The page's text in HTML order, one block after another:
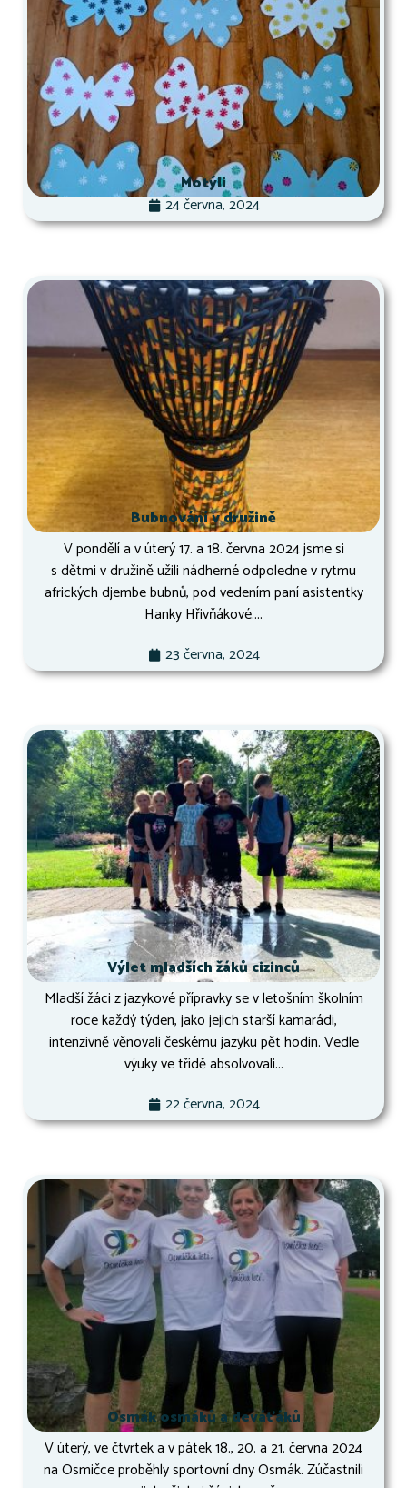
Motýli
24 června, 2024
Bubnování v družině
V pondělí a v úterý 17. a 18. června 2024 jsme si
s dětmi v družině užili nádherné odpoledne v rytmu
afrických djembe bubnů, pod vedením paní asistentky
Hanky Hřivňákové....
23 června, 2024
Výlet mladších žáků cizinců
Mladší žáci z jazykové přípravky se v letošním školním
roce každý týden, jako jejich starší kamarádi,
intenzivně věnovali českému jazyku pět hodin. Vedle
výuky ve třídě absolvovali...
22 června, 2024
Osmák osmáků a deváťáků
V úterý, ve čtvrtek a v pátek 18., 20. a 21. června 2024
na Osmičce proběhly sportovní dny Osmák. Zúčastnili